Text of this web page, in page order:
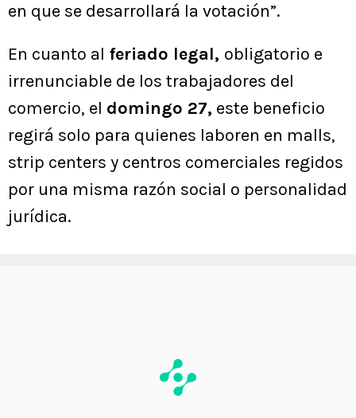
en que se desarrollará la votación”.
En cuanto al feriado legal, obligatorio e
irrenunciable de los trabajadores del
comercio, el domingo 27, este beneficio
regirá solo para quienes laboren en malls,
strip centers y centros comerciales regidos
por una misma razón social o personalidad
jurídica.